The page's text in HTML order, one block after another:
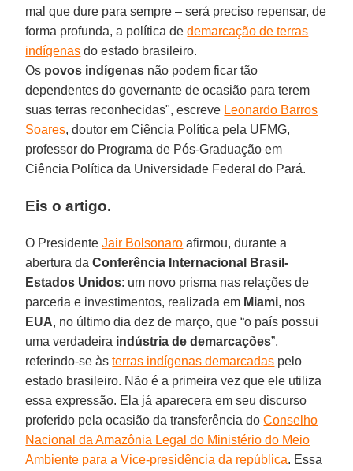
mal que dure para sempre – será preciso repensar, de
forma profunda, a política de demarcação de terras
indígenas do estado brasileiro.
Os povos indígenas não podem ficar tão
dependentes do governante de ocasião para terem
suas terras reconhecidas", escreve Leonardo Barros
Soares, doutor em Ciência Política pela UFMG,
professor do Programa de Pós-Graduação em
Ciência Política da Universidade Federal do Pará.
Eis o artigo.
O PresidenteJair Bolsonaro afirmou, durante a
abertura daConferência Internacional Brasil-
Estados Unidos: um novo prisma nas relações de
parceria e investimentos, realizada em Miami, nos
EUA, no último dia dez de março, que “o país possui
uma verdadeira indústria de demarcações”,
referindo-se àsterras indígenas demarcadas pelo
estado brasileiro. Não é a primeira vez que ele utiliza
essa expressão. Ela já aparecera em seu discurso
proferido pela ocasião da transferência doConselho
Nacional da Amazônia Legal do Ministério do Meio
Ambiente para a Vice-presidência da república. Essa